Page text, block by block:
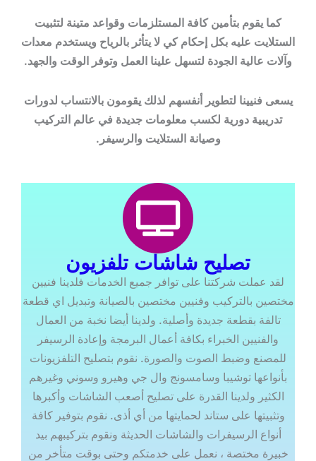
كما يقوم بتأمين كافة المستلزمات وقواعد متينة لتثبيت
الستلايت عليه بكل إحكام كي لا يتأثر بالرياح ويستخدم معدات
وآلات عالية الجودة لتسهل علينا العمل وتوفر الوقت والجهد.
يسعى فنيينا لتطوير أنفسهم لذلك يقومون بالانتساب لدورات
تدريبية دورية لكسب معلومات جديدة في عالم التركيب
وصيانة الستلايت والرسيفر.
تصليح شاشات تلفزيون
لقد عملت شركتنا على توافر جميع الخدمات فلدينا فنيين
مختصين بالتركيب وفنيين مختصين بالصيانة وتبديل اي قطعة
تالفة بقطعة جديدة وأصلية. ولدينا أيضا نخبة من العمال
والفنيين الخبراء بكافة أعمال البرمجة وإعادة الرسيفر
للمصنع وضبط الصوت والصورة. نقوم بتصليح التلفزيونات
بأنواعها توشيبا وسامسونج وال جي وهيرو وسوني وغيرهم
الكثير ولدينا القدرة على تصليح أصعب الشاشات وأكبرها
وتثبيتها على ستاند لحمايتها من أي أذى. نقوم بتوفير كافة
أنواع الرسيفرات والشاشات الحديثة ونقوم بتركيبهم بيد
خبيرة مختصة ، نعمل على خدمتكم وحتى بوقت متأخر من